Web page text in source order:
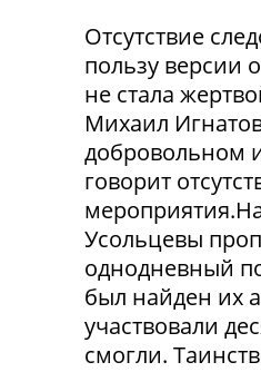
Отсутствие
пользу версии
не стала
Михаил
добровольном
говорит
Усольцевы
однодневный
был найден их
участвовали
смогли.